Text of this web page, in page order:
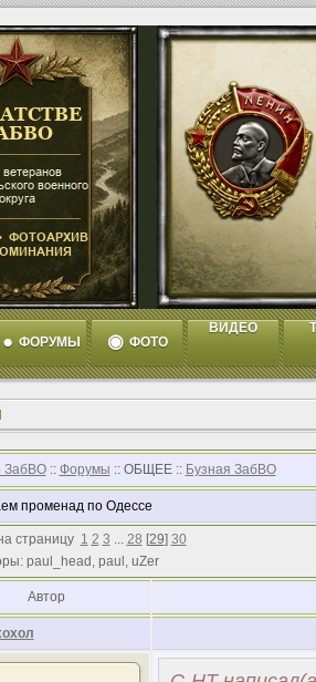
● ФОРУМЫ ◉ ФОТО
ВИДЕО
ЗабВО:: Форумы :: ОБЩЕЕ :: Бузная ЗабВО
променад по Одессе
страницу 1 2 3 ... 28 [29] 30
paul_head, paul, uZer
Автор